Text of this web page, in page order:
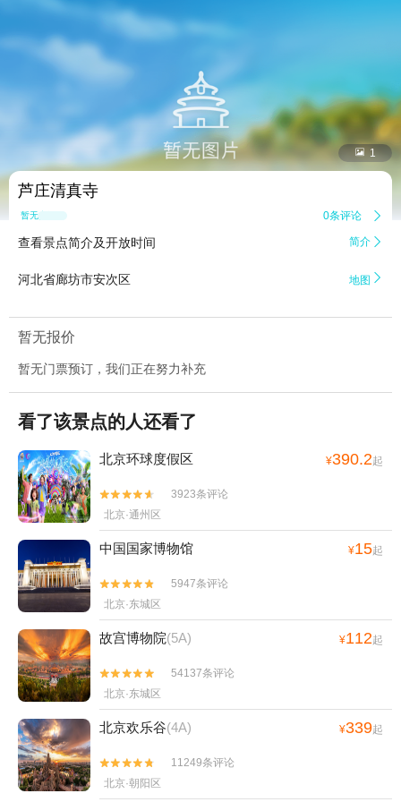
 1
芦庄清真寺
暂无点评 0条评论 
查看景点简介及开放时间 简介 
河北省廊坊市安次区 地图 
暂无报价
暂无门票预订，我们正在努力补充
看了该景点的人还看了
北京环球度假区 ¥390.2起


3923条评论
北京·通州区
中国国家博物馆 ¥15起


5947条评论
北京·东城区
故宫博物院(5A) ¥112起


54137条评论
北京·东城区
北京欢乐谷(4A) ¥339起


11249条评论
北京·朝阳区